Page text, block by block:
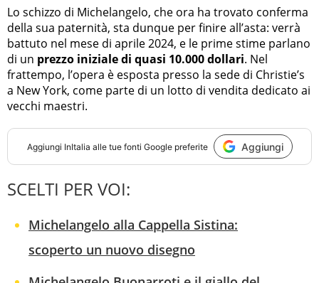
Lo schizzo di Michelangelo, che ora ha trovato conferma
della sua paternità, sta dunque per finire all’asta: verrà
battuto nel mese di aprile 2024, e le prime stime parlano
di un prezzo iniziale di quasi 10.000 dollari. Nel
frattempo, l’opera è esposta presso la sede di Christie’s
a New York, come parte di un lotto di vendita dedicato ai
vecchi maestri.
Aggiungi InItalia alle tue fonti Google preferite Aggiungi
SCELTI PER VOI:
Michelangelo alla Cappella Sistina:
scoperto un nuovo disegno